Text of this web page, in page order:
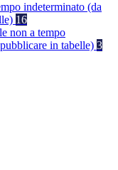
indeterminato (da
16
non a tempo
in tabelle) 3